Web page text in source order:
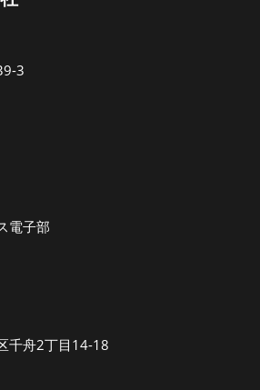
3
電子部
千舟2丁目14-18